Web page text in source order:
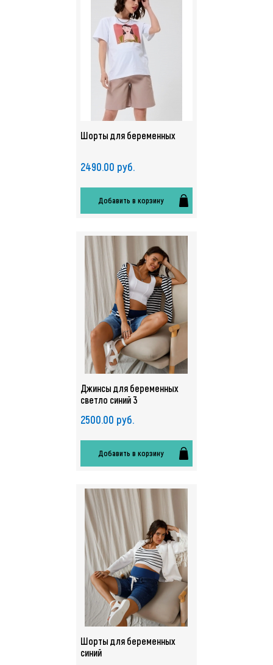
Шорты для беременных
2490.00 руб.
Добавить в корзину
Джинсы для беременных
светло синий 3
2500.00 руб.
Добавить в корзину
Шорты для беременных
синий